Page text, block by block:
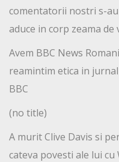
comentatorii nostri s-
aduce in corp zeama de
Avem BBC News
reamintim etica in
BBC
(no title)
A murit Clive Davis si
cateva povesti ale lui